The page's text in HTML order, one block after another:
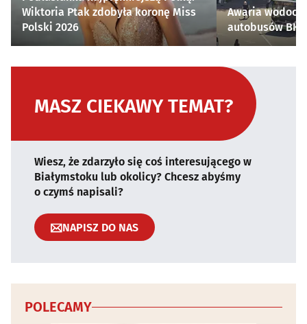
Wiktoria Ptak zdobyła koronę Miss
Polski 2026
Awaria
autobusów
MASZ CIEKAWY TEMAT?
Wiesz, że zdarzyło się coś interesującego w
Białymstoku lub okolicy? Chcesz abyśmy
o czymś napisali?
NAPISZ DO NAS
POLECAMY